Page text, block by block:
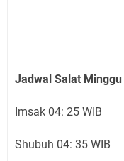
Jadwal Salat Minggu
Imsak 04: 25 WIB
Shubuh 04: 35 WIB